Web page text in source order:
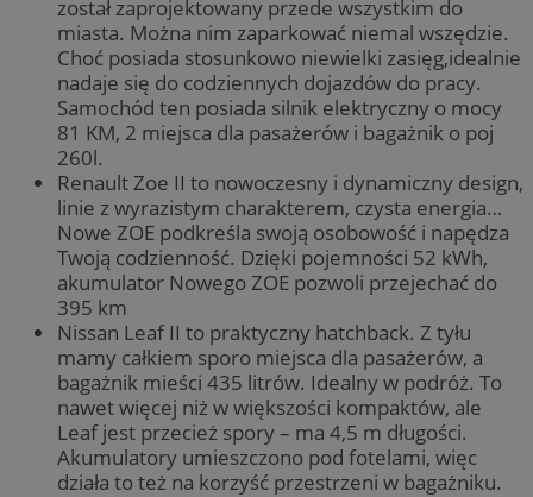
został zaprojektowany przede wszystkim do
miasta. Można nim zaparkować niemal wszędzie.
Choć posiada stosunkowo niewielki zasięg,idealnie
nadaje się do codziennych dojazdów do pracy.
Samochód ten posiada silnik elektryczny o mocy
81 KM, 2 miejsca dla pasażerów i bagażnik o poj
260l.
Renault Zoe II to nowoczesny i dynamiczny design,
linie z wyrazistym charakterem, czysta energia…
Nowe ZOE podkreśla swoją osobowość i napędza
Twoją codzienność. Dzięki pojemności 52 kWh,
akumulator Nowego ZOE pozwoli przejechać do
395 km
Nissan Leaf II to praktyczny hatchback. Z tyłu
mamy całkiem sporo miejsca dla pasażerów, a
bagażnik mieści 435 litrów. Idealny w podróż. To
nawet więcej niż w większości kompaktów, ale
Leaf jest przecież spory – ma 4,5 m długości.
Akumulatory umieszczono pod fotelami, więc
działa to też na korzyść przestrzeni w bagażniku.